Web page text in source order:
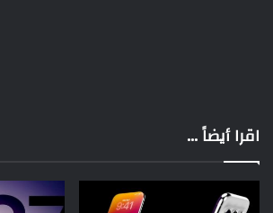
اقرا أيضاً ...